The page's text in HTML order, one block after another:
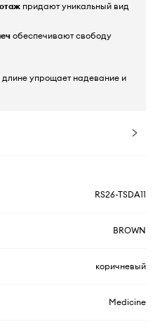
придают уникальный вид
обеспечивают свободу
длине упрощает надевание и
RS26-TSDA11
BROWN
коричневый
Medicine